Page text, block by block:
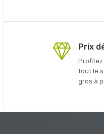
Prix
Profitez
tout le
gros à